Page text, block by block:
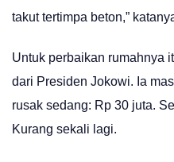
takut tertimpa beton,”
Untuk perbaikan rumahnya
dari Presiden Jokowi. Ia
rusak sedang: Rp 30 juta.
Kurang sekali lagi.